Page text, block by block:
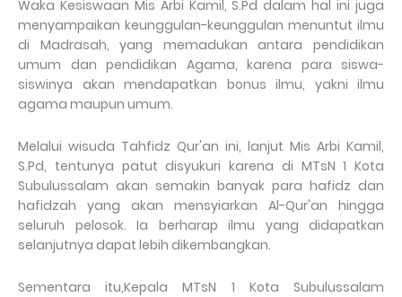
Waka Kesiswaan Mis Arbi Kamil, S.Pd dalam hal ini juga
menyampaikan keunggulan-keunggulan menuntut ilmu
di Madrasah, yang memadukan antara pendidikan
umum dan pendidikan Agama, karena para siswa-
siswinya akan mendapatkan bonus ilmu, yakni ilmu
agama maupun umum.
Melalui wisuda Tahfidz Qur'an ini, lanjut Mis Arbi Kamil,
S.Pd, tentunya patut disyukuri karena di MTsN 1 Kota
Subulussalam akan semakin banyak para hafidz dan
hafidzah yang akan mensyiarkan Al-Qur'an hingga
seluruh pelosok. Ia berharap ilmu yang didapatkan
selanjutnya dapat lebih dikembangkan.
Sementara itu,Kepala MTsN 1 Kota Subulussalam